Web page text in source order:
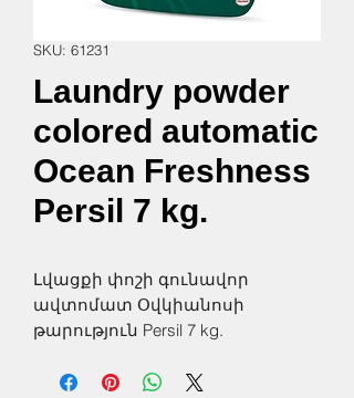
SKU: 61231
Laundry powder
colored automatic
Ocean Freshness
Persil 7 kg.
Լվացքի փոշի գունավոր
ավտոմատ Օվկիանոսի
թարություն Persil 7 kg.